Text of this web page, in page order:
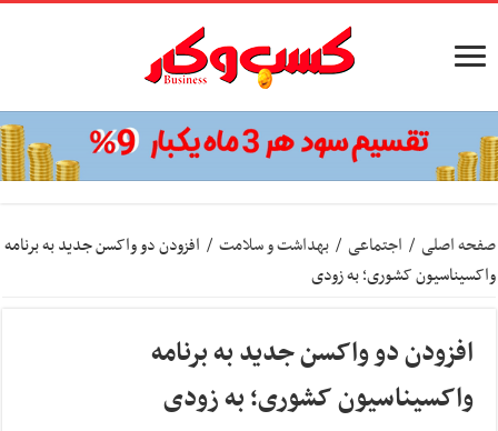
صفحه اصلی / اجتماعی / بهداشت و سلامت / افزودن دو واکسن جدید به برنامه
واکسیناسیون کشوری؛ به زودی
افزودن دو واکسن جدید به برنامه
واکسیناسیون کشوری؛ به زودی